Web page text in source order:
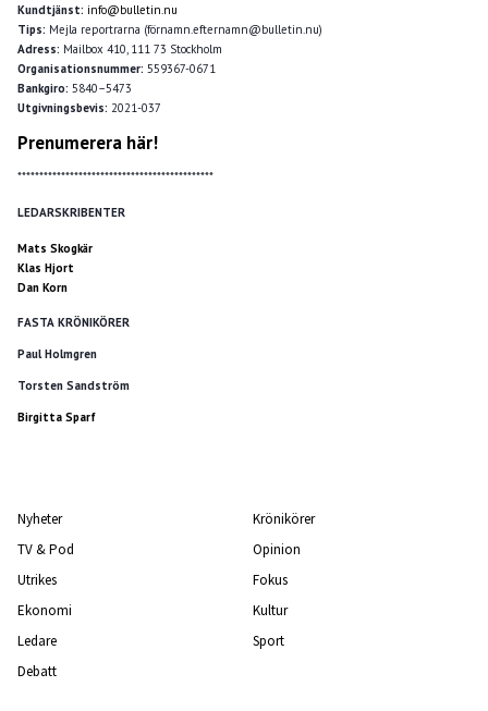
Kundtjänst: info@bulletin.nu
Tips: Mejla reportrarna (förnamn.efternamn@bulletin.nu)
Adress: Mailbox 410, 111 73 Stockholm
Organisationsnummer: 559367-0671
Bankgiro: 5840–5473
Utgivningsbevis: 2021-037
Prenumerera här!
*********************************************
LEDARSKRIBENTER
Mats Skogkär
Klas Hjort
Dan Korn
FASTA KRÖNIKÖRER
Paul Holmgren
Torsten Sandström
Birgitta Sparf
Nyheter
TV & Pod
Utrikes
Ekonomi
Ledare
Debatt
Krönikörer
Opinion
Fokus
Kultur
Sport